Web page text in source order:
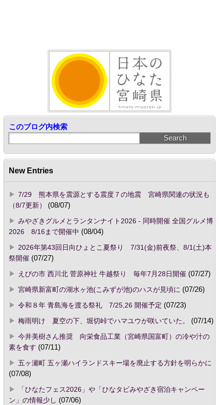
このブログ内検索
New Entries
7/29 熊本県を震源とする震度７の地震 宮崎県関連の状況も
（8/7更新）
(08/07)
みやざきグルメとランタンナイト2026 - 同時開催 全国グルメ博
2026 8/16まで開催中 (08/04)
2026年第43回日向ひょとこ夏祭り 7/31(金)前夜祭、8/1(土)本
祭開催(07/27)
えびの市 西川北 菅原神社 牛越祭り 毎年7月28日開催(07/27)
宮崎県新富町の湖水ヶ池(こみずが池)のハスが見頃に (07/26)
令和８年 青島海を渡る祭礼 7/25,26 開催予定 (07/23)
梅雨明け 夏空の下、堀切峠でハマユウが咲いていた。
(07/14)
今井美樹さん推奨 向栄食品工業（宮崎県国富町）の冷や汁の
素を食す (07/11)
五ヶ瀬町 五ヶ瀬ハイランドスキー場を廃止する方針を明らかに
(07/08)
「ひなたフェス2026」や「ひなタビみやざき宿泊キャンペー
ン」の情報少し (07/06)